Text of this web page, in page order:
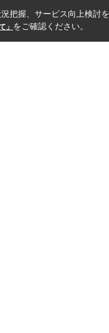
把握、サービス向上検討
」 をご確認ください。